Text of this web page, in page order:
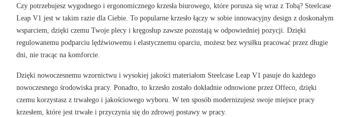
Czy potrzebujesz wygodnego i ergonomicznego krzesła biurowego, które porusza się wraz z Tobą? Steelcase
Leap V1 jest w takim razie dla Ciebie. To popularne krzesło łączy w sobie innowacyjny design z doskonałym
wsparciem, dzięki czemu Twoje plecy i kręgosłup zawsze pozostają w odpowiedniej pozycji. Dzięki
regulowanemu podparciu lędźwiowemu i elastycznemu oparciu, możesz bez wysiłku pracować przez długie
dni, nie tracąc na komforcie.
Dzięki nowoczesnemu wzornictwu i wysokiej jakości materiałom Steelcase Leap V1 pasuje do każdego
nowoczesnego środowiska pracy. Ponadto, to krzesło zostało dokładnie odnowione przez Offeco, dzięki
czemu korzystasz z trwałego i jakościowego wyboru. W ten sposób modernizujesz swoje miejsce pracy
krzesłem, które jest trwałe i przyczynia się do zdrowej postawy w pracy.